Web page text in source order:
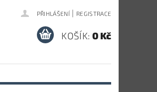
PŘIHLÁŠENÍ | REGISTRACE
KOŠÍK: 0 Kč